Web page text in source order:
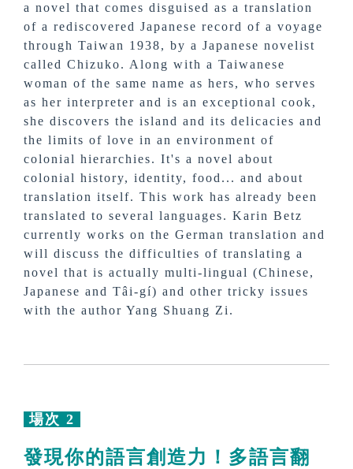
a novel that comes disguised as a translation
of a rediscovered Japanese record of a voyage
through Taiwan 1938, by a Japanese novelist
called Chizuko. Along with a Taiwanese
woman of the same name as hers, who serves
as her interpreter and is an exceptional cook,
she discovers the island and its delicacies and
the limits of love in an environment of
colonial hierarchies. It's a novel about
colonial history, identity, food... and about
translation itself. This work has already been
translated to several languages. Karin Betz
currently works on the German translation and
will discuss the difficulties of translating a
novel that is actually multi-lingual (Chinese,
Japanese and Tâi-gí) and other tricky issues
with the author Yang Shuang Zi.
場次 2
發現你的語言創造力！多語言翻